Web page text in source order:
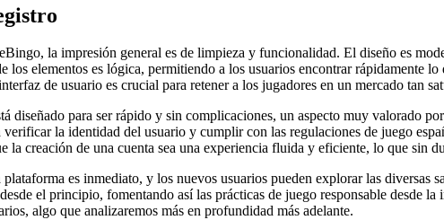
la impresión general es de limpieza y funcionalidad. El diseño es
elementos es lógica, permitiendo a los usuarios encontrar rápidamente
de usuario es crucial para retener a los jugadores en un mercado tan
diseñado para ser rápido y sin complicaciones, un aspecto muy valorado
la identidad del usuario y cumplir con las regulaciones de juego
la creación de una cuenta sea una experiencia fluida y eficiente, lo que sin
es inmediato, y los nuevos usuarios pueden explorar las diversas
el principio, fomentando así las prácticas de juego responsable desde
algo que analizaremos más en profundidad más adelante.